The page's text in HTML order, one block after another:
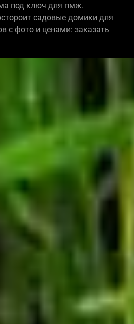
под ключ для пмж.
садовые домики для
с фото и ценами: заказать